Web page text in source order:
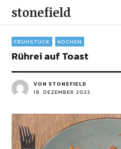
stonefield
FRÜHSTÜCK KOCHEN
Rührei auf Toast
VON STONEFIELD
18. DEZEMBER 2023